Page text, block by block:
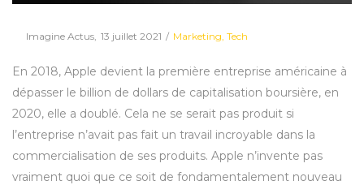
Imagine Actus Posted
13 juillet 2021
Posted
Marketing Tech
En 2018, Apple devient la première entreprise américaine à
dépasser le billion de dollars de capitalisation boursière, en
2020, elle a doublé. Cela ne se serait pas produit si
l’entreprise n’avait pas fait un travail incroyable dans la
commercialisation de ses produits. Apple n’invente pas
vraiment quoi que ce soit de fondamentalement nouveau